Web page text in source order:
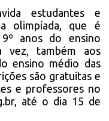
estudantes e
olimpíada, que é
anos do ensino
vez, também aos
ensino médio das
são gratuitas e
e professores no
até o dia 15 de